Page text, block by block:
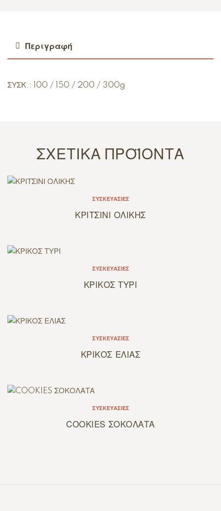
Περιγραφή
ΣΥΣΚ.: 100 / 150 / 200 / 300g
ΣΧΕΤΙΚΆ ΠΡΟΪΌΝΤΑ
ΣΥΣΚΕΥΑΣΊΕΣ
ΚΡΙΤΣΙΝΙ ΟΛΙΚΗΣ
ΣΥΣΚΕΥΑΣΊΕΣ
ΚΡΙΚΟΣ ΤΥΡΙ
ΣΥΣΚΕΥΑΣΊΕΣ
ΚΡΙΚΟΣ ΕΛΙΑΣ
ΣΥΣΚΕΥΑΣΊΕΣ
COOKIES ΣΟΚΟΛΑΤΑ